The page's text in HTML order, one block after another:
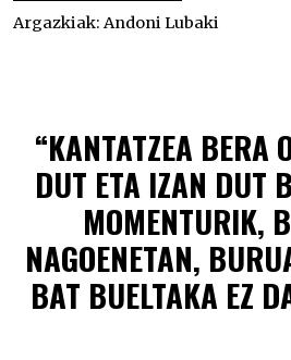
Argazkiak: Andoni Lubaki
“KANTATZEA BERA
DUT ETA IZAN DUT
MOMENTURIK,
NAGOENETAN,
BAT BUELTAKA EZ